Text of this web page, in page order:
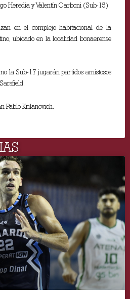
Heredia y Valentín Carboni (Sub-15).
en el complejo habitacional de la
ubicado en la localidad bonaerense
la Sub-17 jugarán partidos amistosos
Pablo Krilanovich.